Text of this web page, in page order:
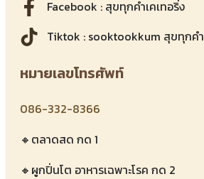
Facebook : สุขทุกคำเคเทอริ่ง
Tiktok : sooktookkum สุขทุกคำ
หมายเลขโทรศัพท์
086-332-8366
🔸ตลาดสด กด 1
🔸ผูกปิ่นโต อาหารเฉพาะโรค กด 2